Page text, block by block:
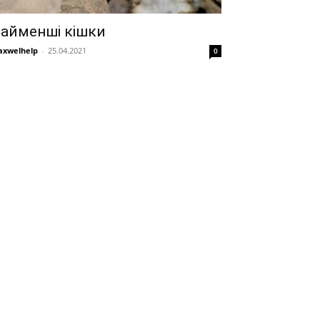
кішки
- 25.04.2021 0